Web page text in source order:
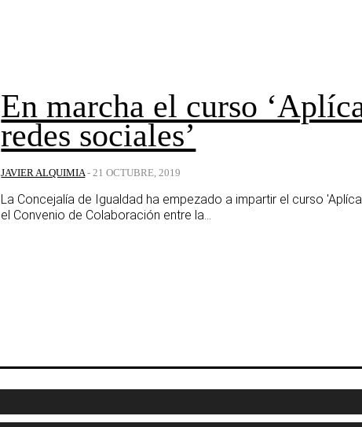
En marcha el curso
redes sociales’
JAVIER ALQUIMIA - 21 OCTUBRE, 2019
La Concejalía de Igualdad ha empezado a impartir el curso
el Convenio de Colaboración entre la...